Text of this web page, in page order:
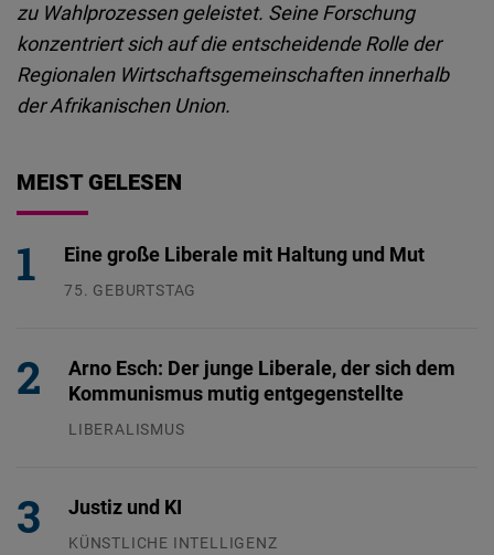
zu Wahlprozessen geleistet. Seine Forschung
konzentriert sich auf die entscheidende Rolle der
Regionalen Wirtschaftsgemeinschaften innerhalb
der Afrikanischen Union.
MEIST GELESEN
Eine große Liberale mit Haltung und Mut
75. GEBURTSTAG
Arno Esch: Der junge Liberale, der sich dem
Kommunismus mutig entgegenstellte
LIBERALISMUS
Justiz und KI
KÜNSTLICHE INTELLIGENZ